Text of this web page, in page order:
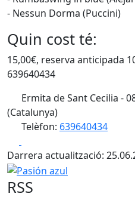
- Nessun Dorma (Puccini)
Quin cost té:
15,00€, reserva anticipada
639640434
Ermita de Sant Cecilia -
(Catalunya)
Telèfon: 639640434
Darrera actualització:
Pasión azul
RSS